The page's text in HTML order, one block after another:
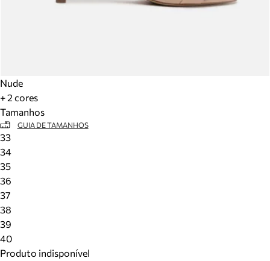
Nude
+ 2 cores
Tamanhos
GUIA DE TAMANHOS
33
34
35
36
37
38
39
40
Produto indisponível